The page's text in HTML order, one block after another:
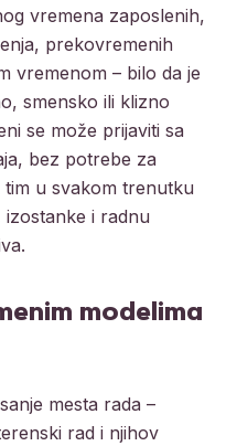
vremena zaposlenih,
prekovremenih
vremenom – bilo da je
smensko ili klizno
se može prijaviti sa
bez potrebe za
u svakom trenutku
i radnu
modelima
mesta rada –
rad i njihov